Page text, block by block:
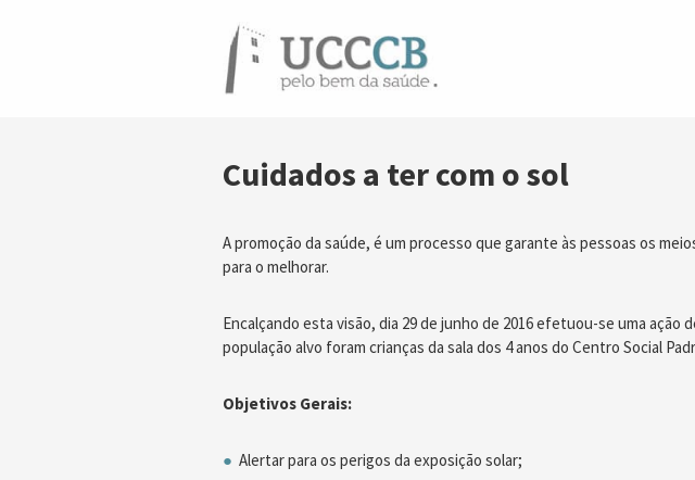
Cuidados a ter com o sol
A promoção da saúde, é um processo que garante às pessoas os
para o melhorar.
Encalçando esta visão, dia 29 de junho de 2016 efetuou-se uma ação
população alvo foram crianças da sala dos 4 anos do Centro Social
Objetivos Gerais:
Alertar para os perigos da exposição solar;